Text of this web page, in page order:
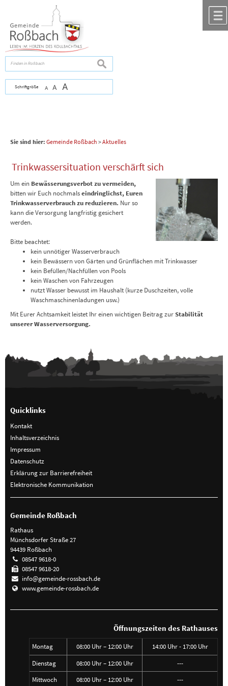
zur Navigation
Schriftgröße A A A
suchen
Sie sind hier: Gemeinde Roßbach >Aktuelles
Trinkwassersituation verschärft sich
Um ein Bewässerungsverbot zu vermeiden,
bitten wir Euch nochmalseindringlichst, Euren
Trinkwasserverbrauch zu reduzieren. Nur so
kann die Versorgung langfristig gesichert
werden.
Bitte beachtet:
kein unnötiger Wasserverbrauch
kein Bewässern von Gärten und Grünflächen mit Trinkwasser
kein Befüllen/Nachfüllen von Pools
kein Waschen von Fahrzeugen
nutzt Wasser bewusst im Haushalt (kurze Duschzeiten, volle
Waschmaschinenladungen usw.)
Mit Eurer Achtsamkeit leistet Ihr einen wichtigen Beitrag zurStabilität
unserer Wasserversorgung.
Quicklinks
Kontakt
Inhaltsverzeichnis
Impressum
Datenschutz
Erklärung zur Barrierefreiheit
Elektronische Kommunikation
Gemeinde Roßbach
Rathaus
Münchsdorfer Straße 27
94439 Roßbach
08547 9618-0
08547 9618-20
info@gemeinde-rossbach.de
www.gemeinde-rossbach.de
Öffnungszeiten des Rathauses
Montag 08:00 Uhr – 12:00 Uhr 14:00 Uhr - 17:00 Uhr
Dienstag 08:00 Uhr – 12:00 Uhr
---
Mittwoch
08:00 Uhr – 12:00 Uhr ---